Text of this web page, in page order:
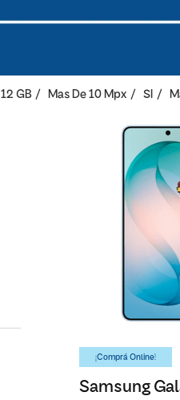
12 GB Mas De 10 Mpx SI
¡Comprá Online!
Samsung